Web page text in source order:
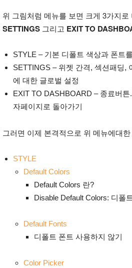
위 그림처럼 메뉴를 보면 크게 3가지로
SETTINGS 그리고 EXIT TO
STYLE – 기본 디폴트 색상과 폰트
SETTINGS – 위젯 간격, 섹션패딩,
에 대한 글로벌 설정
EXIT TO DASHBOARD – 종료버
자페이지로 돌아가기
그러면 이제 본격적으로 위 메뉴에대
STYLE
Default Colors
Default Colors 란?
Disable Default Colors: 디폴
Default Fonts
디폴트 폰트 사용하지 않기
Color Picker